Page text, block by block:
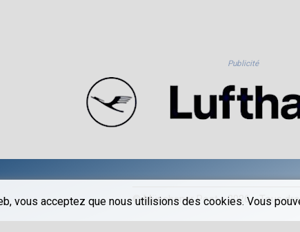
vous acceptez que nous utilisions des cookies. Vous
Publicité
© Münchener Post - 2026 - Tous